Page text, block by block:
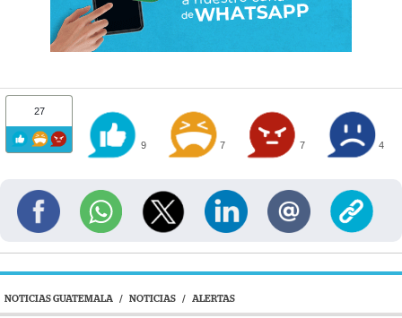
27
9 7 7 4
NOTICIAS GUATEMALA / NOTICIAS / ALERTAS